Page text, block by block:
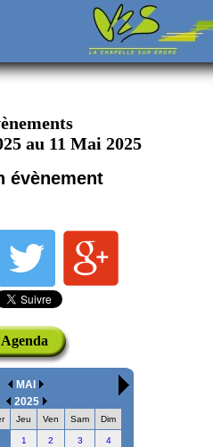
au 11 Mai 2025
évènement
Agenda
MAI
2025
Jeu Ven Sam Dim
1 2 3 4